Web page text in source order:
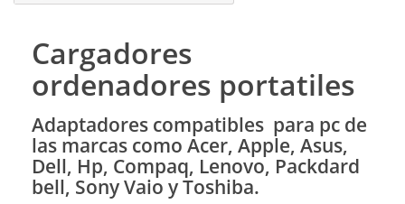
Cargadores
ordenadores portatiles
Adaptadores compatibles para pc de
las marcas como Acer, Apple, Asus,
Dell, Hp, Compaq, Lenovo, Packdard
bell, Sony Vaio y Toshiba.